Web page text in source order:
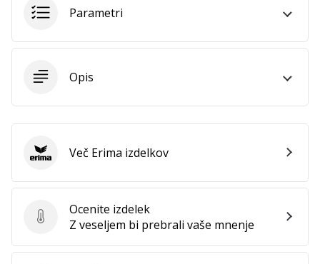
Parametri
Opis
Ocenite izdelek
Ocenite izdelek
Z veseljem bi prebrali vaše mnenje
Erima Več Erima izdelkov